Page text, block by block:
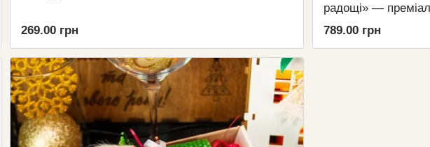
269.00 грн
радощі» —
та свічкою
789.00 грн